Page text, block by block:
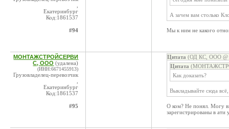
Екатеринбург
Код:1861537
#94
А зачем вам столько
Мы к ним не какого
МОНТАЖСТРОЙСЕРВИ
С, ООО (удалена)
(ИНН:6671455913)
Грузовладелец-перевозчик
Екатеринбург
Код:1861537
#95
Цитата (ОД КС, ООО @
Цитата
Как доказать?
Выкладывайте сюда
О ком? Не понял. Могу
зарегистрированы в ати